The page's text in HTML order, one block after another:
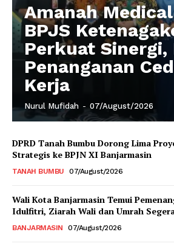
Amanah
BPJS
Perkuat Sinergi,
Penanganan
Kerja
Nurul Mufidah - 07/August/2026
DPRD Tanah Bumbu Dorong Lima
Strategis ke BPJN XI Banjarmasin
TANAH BUMBU 07/August/2026
Wali Kota Banjarmasin Temui
Idulfitri, Ziarah Wali dan Umrah
BANJARMASIN 07/August/2026